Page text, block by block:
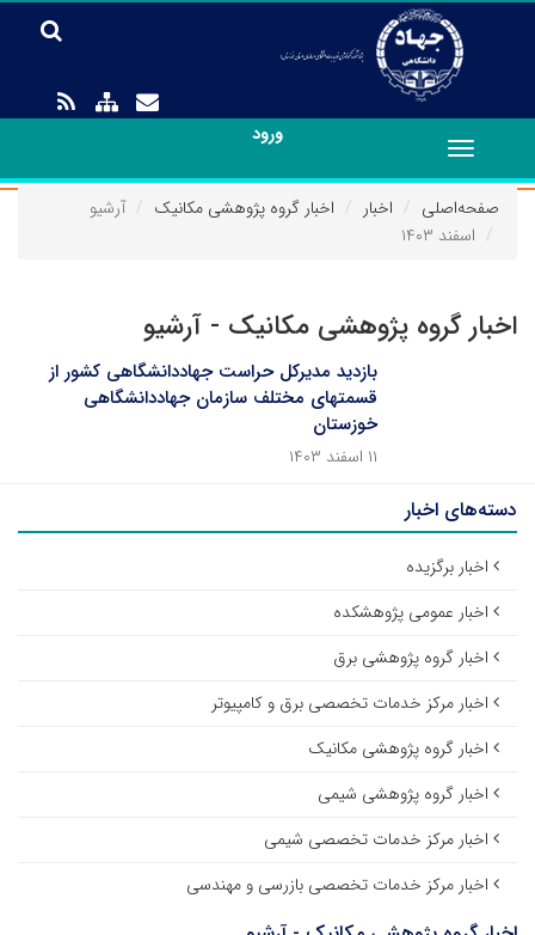
ورود
Toggle
navigation
صفحه‌اصلی
اخبار اخبار گروه پژوهشی مکانیک
آرشیو
اسفند ۱۴۰۳
اخبار گروه پژوهشی مکانیک - آرشیو
بازدید مدیرکل حراست جهاددانشگاهی کشور از
قسمتهای مختلف سازمان جهاددانشگاهی
خوزستان
۱۱ اسفند ۱۴۰۳
دسته‌های اخبار
اخبار برگزیده
اخبار عمومی پژوهشکده
اخبار گروه پژوهشی برق
اخبار مرکز خدمات تخصصی برق و کامپیوتر
اخبار گروه پژوهشی مکانیک
اخبار گروه پژوهشی شیمی
اخبار مرکز خدمات تخصصی شیمی
اخبار مرکز خدمات تخصصی بازرسی و مهندسی